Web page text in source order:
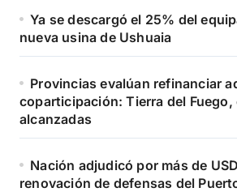
Ya se descargó el 25% del
nueva usina de Ushuaia
Provincias evalúan refinanciar
coparticipación: Tierra del Fuego,
alcanzadas
Nación adjudicó por más de
renovación de defensas del